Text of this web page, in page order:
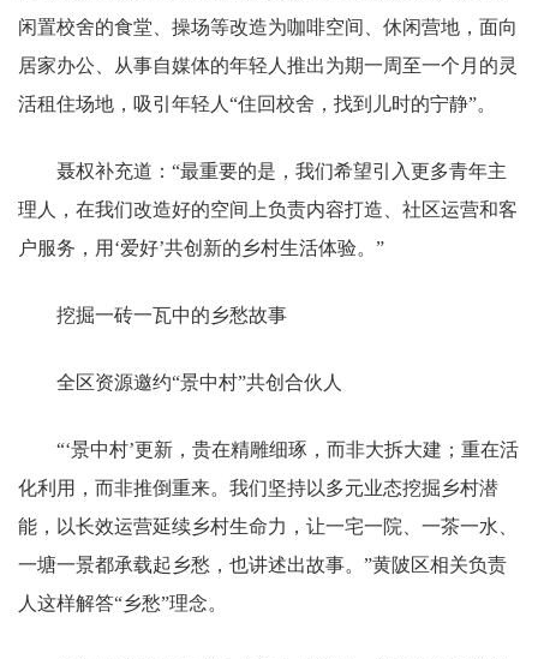
闲置校舍的食堂、操场等改造为咖啡空间、休闲营地，面向
居家办公、从事自媒体的年轻人推出为期一周至一个月的灵
活租住场地，吸引年轻人“住回校舍，找到儿时的宁静”。
聂权补充道：“最重要的是，我们希望引入更多青年主
理人，在我们改造好的空间上负责内容打造、社区运营和客
户服务，用‘爱好’共创新的乡村生活体验。”
挖掘一砖一瓦中的乡愁故事
全区资源邀约“景中村”共创合伙人
“‘景中村’更新，贵在精雕细琢，而非大拆大建；重在活
化利用，而非推倒重来。我们坚持以多元业态挖掘乡村潜
能，以长效运营延续乡村生命力，让一宅一院、一茶一水、
一塘一景都承载起乡愁，也讲述出故事。”黄陂区相关负责
人这样解答“乡愁”理念。